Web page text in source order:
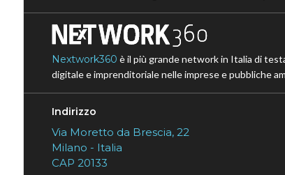
Nextwork360 è il più grande network in Italia di
digitale e imprenditoriale nelle imprese e pubbliche
Indirizzo
Via Moretto da Brescia, 22
Milano - Italia
CAP 20133